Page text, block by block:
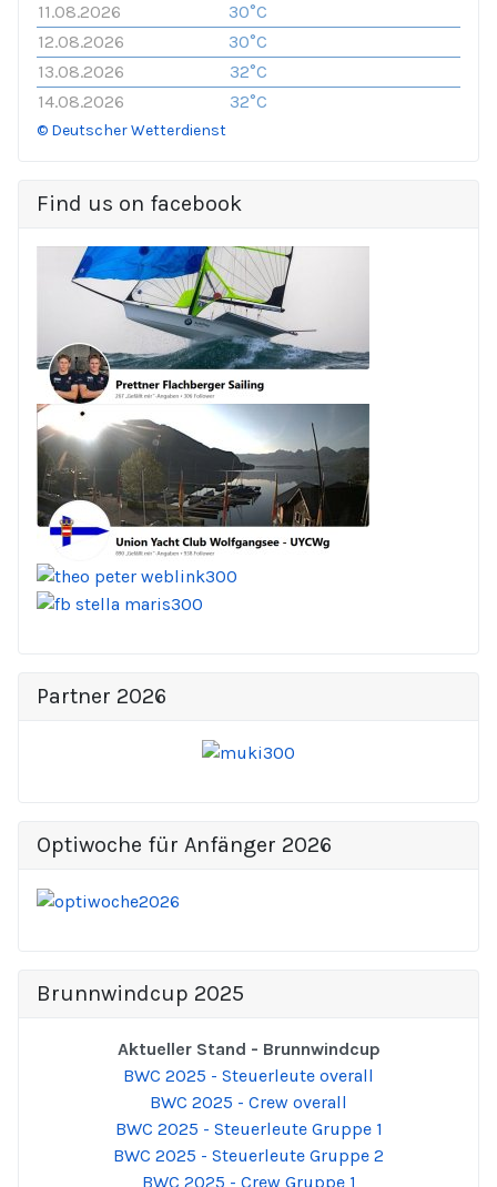
11.08.2026
30°C
12.08.2026
30°C
13.08.2026
32°C
14.08.2026
32°C
© Deutscher Wetterdienst
Find us on facebook
Partner 2026
Optiwoche für Anfänger 2026
Brunnwindcup 2025
Aktueller Stand - Brunnwindcup
BWC 2025 - Steuerleute overall
BWC 2025 - Crew overall
BWC 2025 - Steuerleute Gruppe 1
BWC 2025 - Steuerleute Gruppe 2
BWC 2025 - Crew Gruppe 1